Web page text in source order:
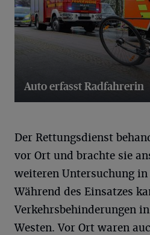
Auto erfasst Radfahrerin
Der Rettungsdienst
vor Ort und brachte sie
weiteren Untersuchung
Während des Einsatzes
Verkehrsbehinderungen
Westen. Vor Ort waren